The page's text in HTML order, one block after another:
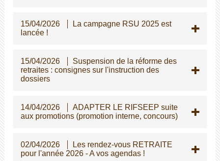
15/04/2026
La campagne RSU 2025 est
lancée !
15/04/2026
Suspension de la réforme des
retraites : consignes sur l'instruction des
dossiers
14/04/2026
ADAPTER LE RIFSEEP suite
aux promotions (promotion interne, concours)
02/04/2026
Les rendez-vous RETRAITE
pour l'année 2026 - A vos agendas !